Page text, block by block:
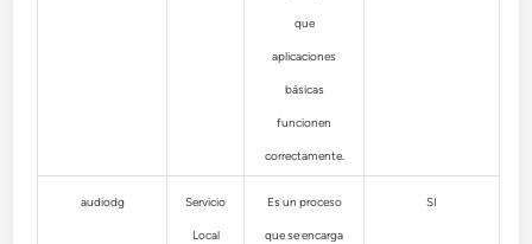
que
aplicaciones
básicas
funcionen
correctamente.
audiodg Servicio
Local
Es un proceso
que se encarga
SI